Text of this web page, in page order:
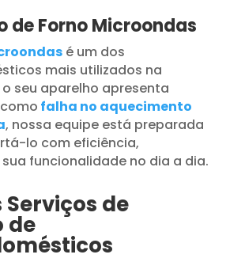
de Forno Microondas
é um dos
mais utilizados na
o seu aparelho apresenta
falha no aquecimento
, nossa equipe está preparada
lo com eficiência,
funcionalidade no dia a dia.
Serviços de
de